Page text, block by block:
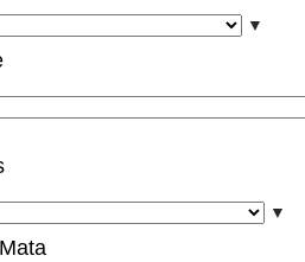
▼
▼